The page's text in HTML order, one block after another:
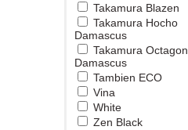
Takamura Blazen
Takamura Hocho
Damascus
Takamura Octagon
Damascus
Tambien ECO
Vina
White
Zen Black